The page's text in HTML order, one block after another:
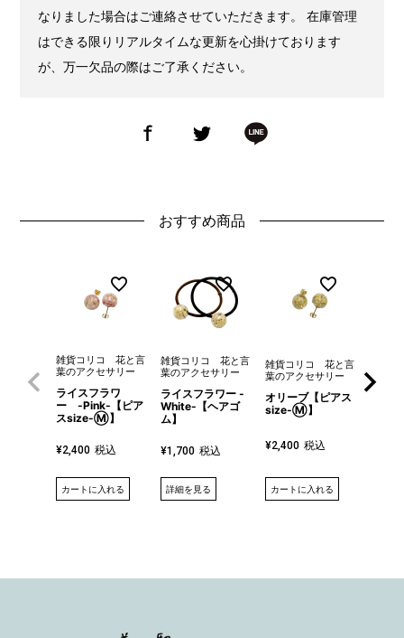
なりました場合はご連絡させていただきます。 在庫管理
はできる限りリアルタイムな更新を心掛けております
が、万一欠品の際はご了承ください。
おすすめ商品
雑貨コリコ 花と言
葉のアクセサリー
ライスフラワ
ー -Pink-【ピア
スsize-Ⓜ】
¥2,400 税込
カートに入れる
雑貨コリコ 花と言
葉のアクセサリー
ライスフラワー -
White-【ヘアゴ
ム】
¥1,700 税込
詳細を見る
雑貨コリコ 花と言
葉のアクセサリー
オリーブ【ピアス
size-Ⓜ】
¥2,400 税込
カートに入れる
カレ